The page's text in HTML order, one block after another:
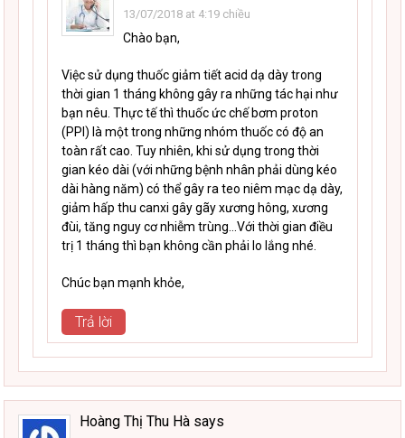
13/07/2018 at 4:19 chiều
Chào bạn,
Việc sử dụng thuốc giảm tiết acid dạ dày trong
thời gian 1 tháng không gây ra những tác hại như
bạn nêu. Thực tế thì thuốc ức chế bơm proton
(PPI) là một trong những nhóm thuốc có độ an
toàn rất cao. Tuy nhiên, khi sử dụng trong thời
gian kéo dài (với những bệnh nhân phải dùng kéo
dài hàng năm) có thể gây ra teo niêm mạc dạ dày,
giảm hấp thu canxi gây gãy xương hông, xương
đùi, tăng nguy cơ nhiễm trùng…Với thời gian điều
trị 1 tháng thì bạn không cần phải lo lắng nhé.
Chúc bạn mạnh khỏe,
Trả lời
Hoàng Thị Thu Hà says